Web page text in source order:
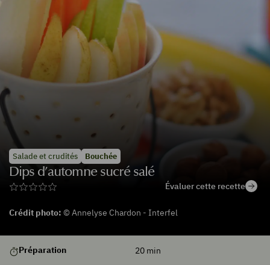
Salade et crudités Bouchée
Dips d’automne sucré salé
Évaluer cette recette
Crédit photo: © Annelyse Chardon - Interfel
Préparation 20 min